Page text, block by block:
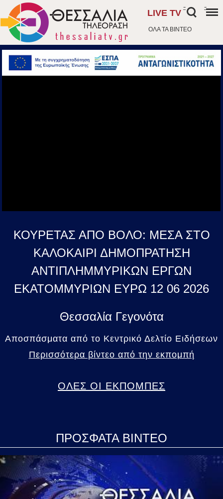
ΟΛΑ ΤΑ ΒΙΝΤΕΟ
LIVE TV
- -
ΚΟΥΡΕΤΑΣ ΑΠΟ ΒΟΛΟ: ΜΕΣΑ ΣΤΟ
ΚΑΛΟΚΑΙΡΙ ΔΗΜΟΠΡΑΤΗΣΗ
ΑΝΤΙΠΛΗΜΜΥΡΙΚΩΝ ΕΡΓΩΝ
ΕΚΑΤΟΜΜΥΡΙΩΝ ΕΥΡΩ 12 06 2026
Θεσσαλία Γεγονότα
Αποσπάσματα από το Κεντρικό Δελτίο Ειδήσεων
Περισσότερα βίντεο από την εκπομπή
ΟΛΕΣ ΟΙ ΕΚΠΟΜΠΕΣ
ΠΡΟΣΦΑΤΑ ΒΙΝΤΕΟ